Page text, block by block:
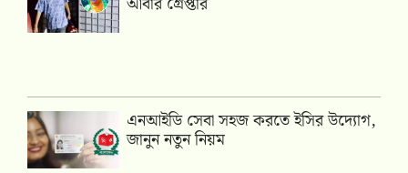
এনআইডি সেবা সহজ করতে ইসির উদ্যোগ,
জানুন নতুন নিয়ম